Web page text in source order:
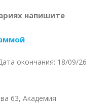
напишите
окончания: 18/09/26
63, Академия